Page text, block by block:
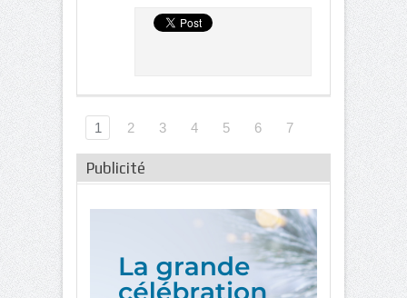
1 2 3 4 5 6 7
Publicité